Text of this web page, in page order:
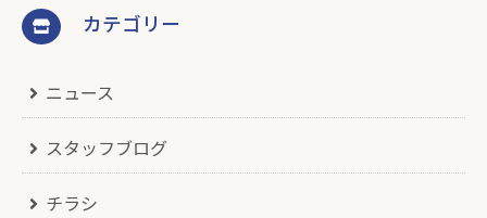
カテゴリー
ニュース
スタッフブログ
チラシ